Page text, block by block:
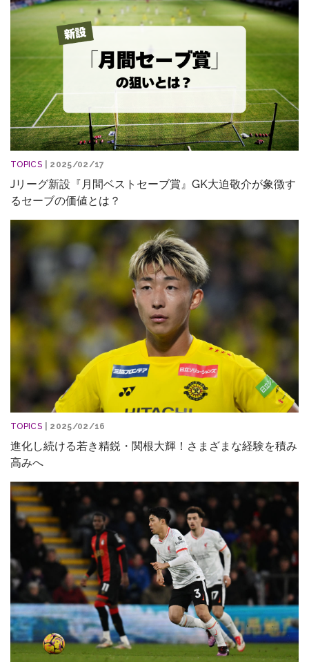
TOPICS | 2025/02/17
Jリーグ新設『月間ベストセーブ賞』GK大迫敬介が象徴す
るセーブの価値とは？
TOPICS | 2025/02/16
進化し続ける若き精鋭・関根大輝！さまざまな経験を積み
高みへ